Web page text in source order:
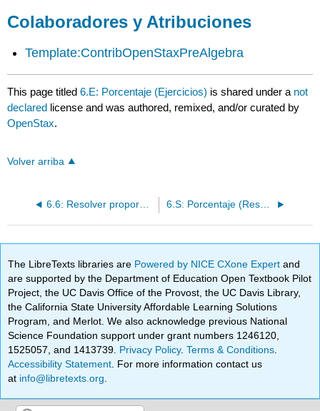
Colaboradores y Atribuciones
Template:ContribOpenStaxPreAlgebra
This page titled6.E: Porcentaje (Ejercicios) is shared under a not
declared license and was authored, remixed, and/or curated by
OpenStax.
Volver arriba
6.6: Resolver proporciones y sus aplicaciones (Parte 2) 6.S: Porcentaje (Resumen)
The LibreTexts libraries are Powered by NICE CXone Expertand
are supported by the Department of Education Open Textbook Pilot
Project, the UC Davis Office of the Provost, the UC Davis Library,
the California State University Affordable Learning Solutions
Program, and Merlot. We also acknowledge previous National
Science Foundation support under grant numbers 1246120,
1525057, and 1413739. Privacy Policy.Terms & Conditions
Accessibility Statement . For more information contact us
at info@libretexts.org